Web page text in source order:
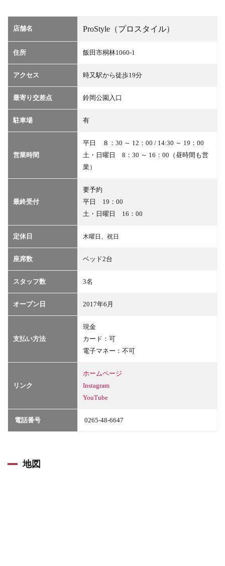
店舗名 ProStyle（プロスタイル）
住所 飯田市桐林1060-1
アクセス 時又駅から徒歩19分
最寄り交差点 鈴岡公園入口
駐車場 有
営業時間
平日 ８：30 ～ 12：00 / 14:30 ～ 19：00
土・日曜日 8：30 ～ 16：00（昼時間も営
業）
最終受付
要予約
平日 19：00
土・日曜日 16：00
定休日 木曜日、祝日
座席数 ベッド2台
スタッフ数 3名
オープン日 2017年6月
支払い方法
現金
カード：可
電子マネー：不可
リンク
ホームページ
Instagram
YouTube
電話番号 0265-48-6647
地図